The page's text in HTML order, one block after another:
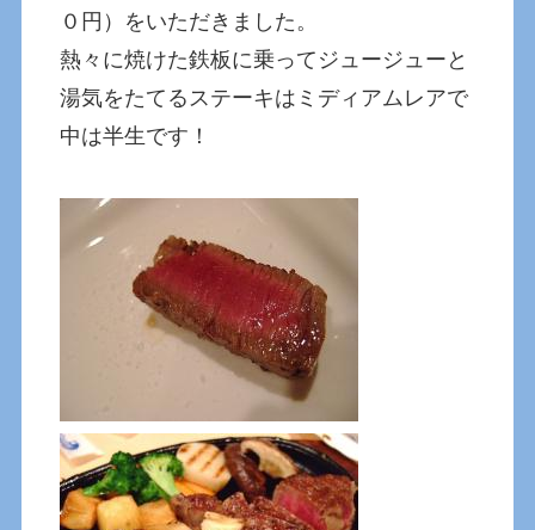
０円）をいただきました。
熱々に焼けた鉄板に乗ってジュージューと
湯気をたてるステーキはミディアムレアで
中は半生です！